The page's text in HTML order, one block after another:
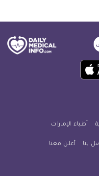
ديلي
ميديكال
انفو
أطباء الإمارات
بنا أعلن معنا